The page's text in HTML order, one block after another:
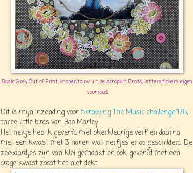
Basic Grey Out of Print, knopen,touw uit de scrapkit. Brads, letterstickers eigen
voorraad.
Dit is mijn inzending voorScrapping The Music challenge 176,
three little birds van Bob Marley
Het hekje heb ik geverfd met okerkleurige verf en daarna
met een kwast met 3 haren wat nerfjes er op geschilderd. De
zeepaardjes zijn van klei gemaakt en ook geverfd met een
droge kwast zodat het niet dekt.